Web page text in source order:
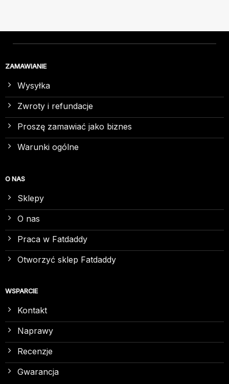
ZAMAWIANIE
Wysyłka
Zwroty i refundacje
Proszę zamawiać jako biznes
Warunki ogólne
O NAS
Sklepy
O nas
Praca w Fatdaddy
Otworzyć sklep Fatdaddy
WSPARCIE
Kontakt
Naprawy
Recenzje
Gwarancja